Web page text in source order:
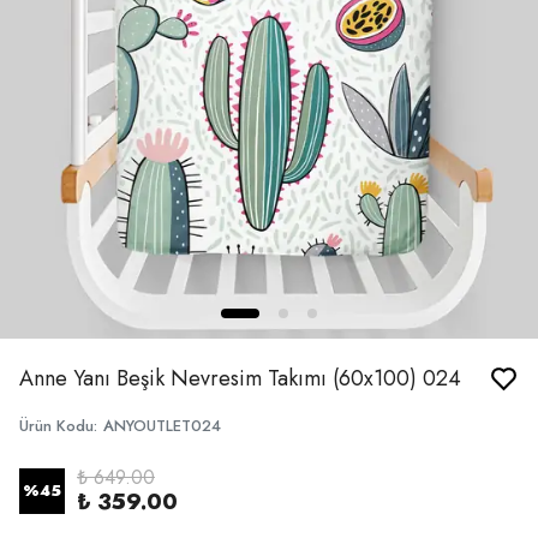
Anne Yanı Beşik Nevresim Takımı (60x100) 024
Ürün Kodu: ANYOUTLET024
%45 ₺ 649.00
₺ 359.00